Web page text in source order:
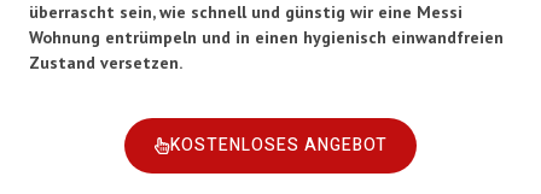
überrascht sein, wie schnell und günstig wir eine Messi
Wohnung entrümpeln und in einen hygienisch einwandfreien
Zustand versetzen.
KOSTENLOSES ANGEBOT